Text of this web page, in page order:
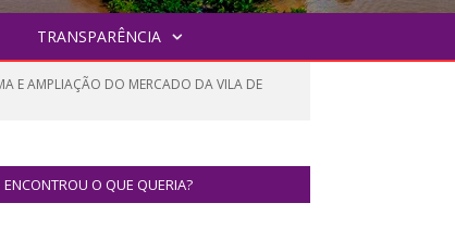
TRANSPARÊNCIA
E AMPLIAÇÃO DO MERCADO DA VILA DE
O QUE QUERIA?